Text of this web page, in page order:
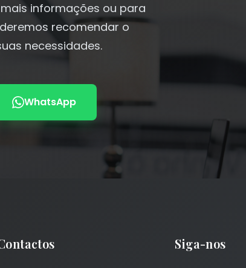
informações ou para
recomendar o
necessidades.
WhatsApp
Siga-nos